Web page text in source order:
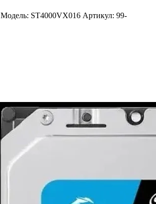
Модель: ST4000VX016 Артикул: 99-